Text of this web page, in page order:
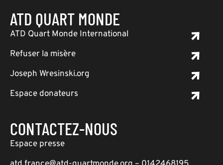
ATD QUART MONDE
ATD Quart Monde International
Refuser la misère
Joseph Wresinski.org
Espace donateurs
CONTACTEZ-NOUS
Espace presse